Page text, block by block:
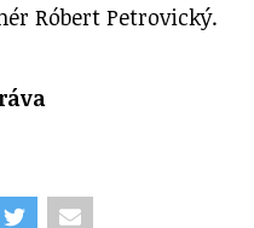
Róbert Petrovický.